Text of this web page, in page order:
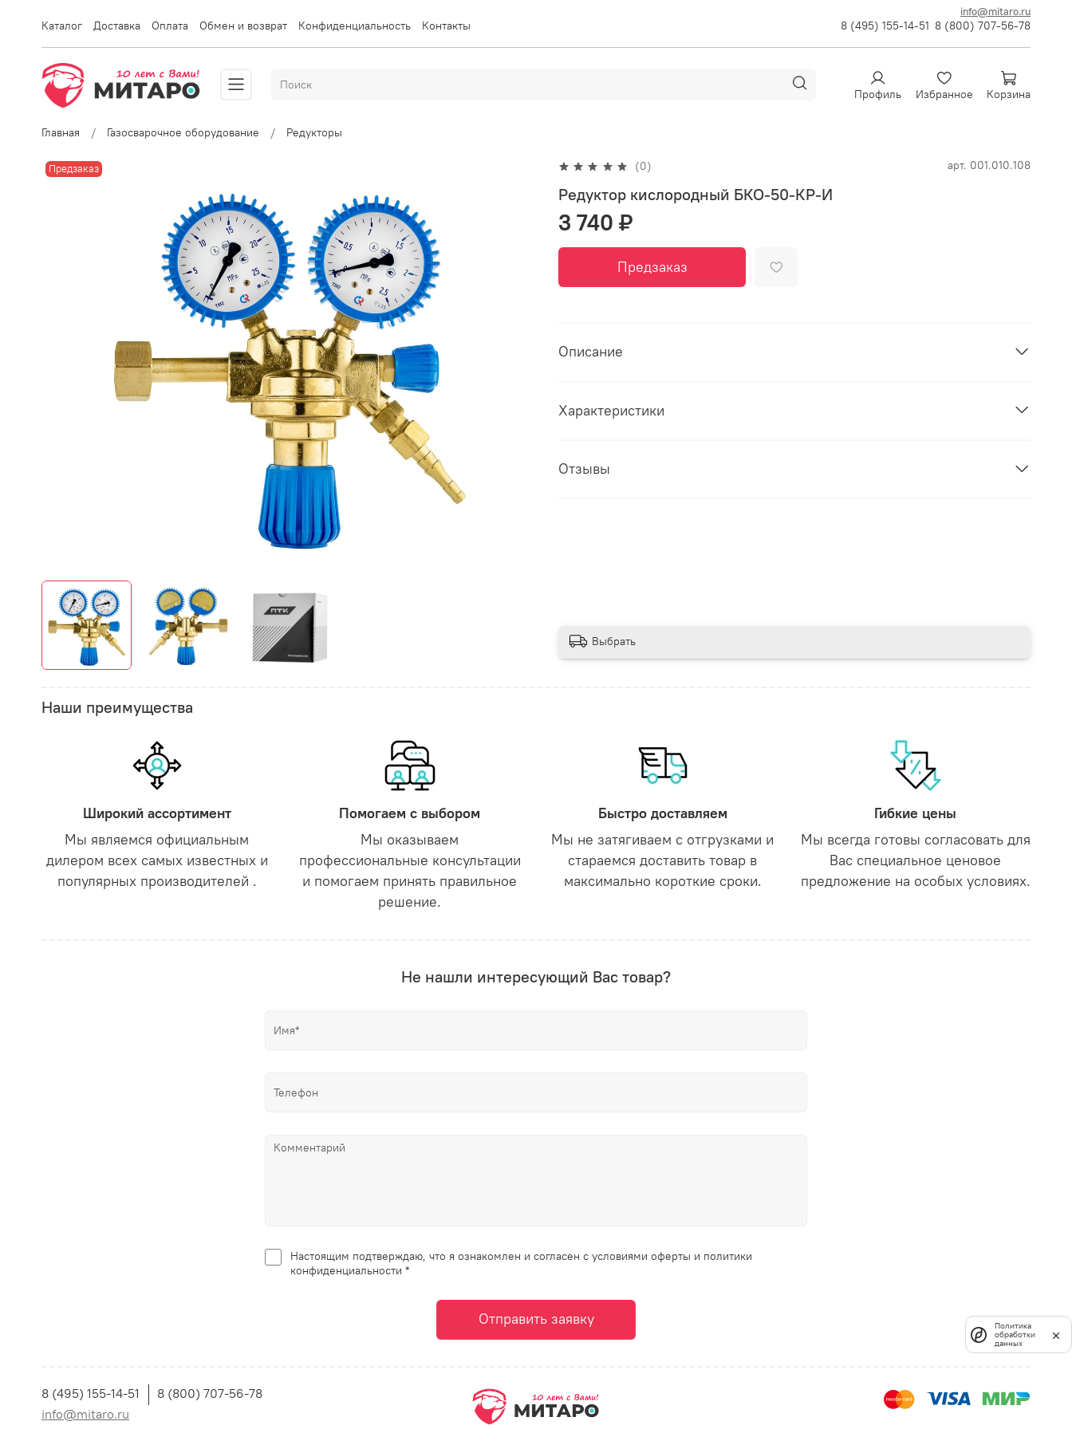
info@mitaro.ru
Каталог Доставка Оплата Обмен и возврат Конфиденциальность Контакты 8 (495) 155-14-51 8 (800) 707-56-78
Профиль Избранное Корзина
Главная Газосварочное оборудование Редукторы
Предзаказ (0) арт. 001.010.108
Редуктор кислородный БКО-50-КР-И
3 740 ₽
Предзаказ
Описание
Характеристики
Отзывы
Выбрать
Наши преимущества
Широкий ассортимент
Мы являемся официальным
дилером всех самых известных и
популярных производителей .
Помогаем с выбором
Мы оказываем
профессиональные консультации
и помогаем принять правильное
решение.
Быстро доставляем
Мы не затягиваем с отгрузками и
стараемся доставить товар в
максимально короткие сроки.
Гибкие цены
Мы всегда готовы согласовать для
Вас специальное ценовое
предложение на особых условиях.
Не нашли интересующий Вас товар?
Настоящим подтверждаю, что я ознакомлен и согласен с условиями оферты и политики
конфиденциальности *
Отправить заявку
8 (495) 155-14-51
8 (800) 707-56-78
info@mitaro.ru
Политика
обработки
данных